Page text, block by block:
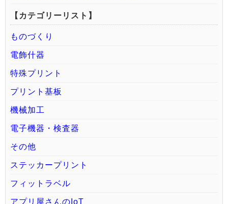
【カテゴリーリスト】
ものづくり
電飾什器
特殊プリント
プリント基板
機械加工
電子機器・検査器
その他
ステッカープリント
フィットラベル
アプリ屋さんのIoT